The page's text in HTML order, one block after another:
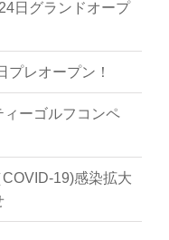
日グランドオープ
プレオープン！
ィーゴルフコンペ
19)感染拡大